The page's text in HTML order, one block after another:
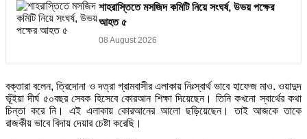
শাহরাস্তিতে মসজিদ কমিটি নিয়ে সংঘর্ষ, উভয় পক্ষের
আহত ৫
08 August 2026
বক্তারা বলেন, ত্রিদোনা ও দত্রা গ্রামবাসীর এলাকায় নিঃস্বার্থ ভাবে হাফেজ মাও. ওয়াদুদ
ভূঁইয়া দীর্ঘ ৫০বছর সেবক হিসেবে কোরআন শিক্ষা দিয়েছেন। তিনি কখনো স্বার্থের কথা
চিন্তা করে নি। এই এলাকায় কোরআনের আলো ছড়িয়েছেন। তাই আজকে তাকে
রাজকীয় ভাবে বিদায় দেয়ার চেষ্টা করেছি।